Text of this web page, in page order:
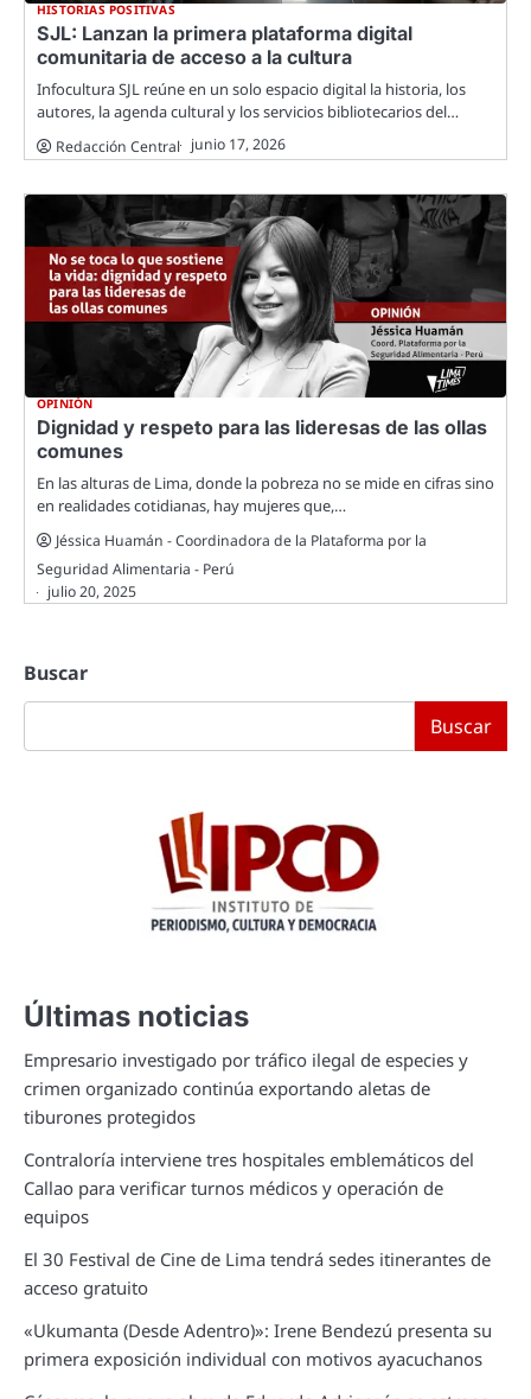
HISTORIAS POSITIVAS
SJL: Lanzan la primera plataforma digital
comunitaria de acceso a la cultura
Infocultura SJL reúne en un solo espacio digital la historia, los
autores, la agenda cultural y los servicios bibliotecarios del…
Redacción Central junio 17, 2026
OPINIÓN
Dignidad y respeto para las lideresas de las ollas
comunes
En las alturas de Lima, donde la pobreza no se mide en cifras sino
en realidades cotidianas, hay mujeres que,…
Jéssica Huamán - Coordinadora de la Plataforma por la
Seguridad Alimentaria - Perú
julio 20, 2025
Buscar
Buscar
Últimas noticias
Empresario investigado por tráfico ilegal de especies y
crimen organizado continúa exportando aletas de
tiburones protegidos
Contraloría interviene tres hospitales emblemáticos del
Callao para verificar turnos médicos y operación de
equipos
El 30 Festival de Cine de Lima tendrá sedes itinerantes de
acceso gratuito
«Ukumanta (Desde Adentro)»: Irene Bendezú presenta su
primera exposición individual con motivos ayacuchanos